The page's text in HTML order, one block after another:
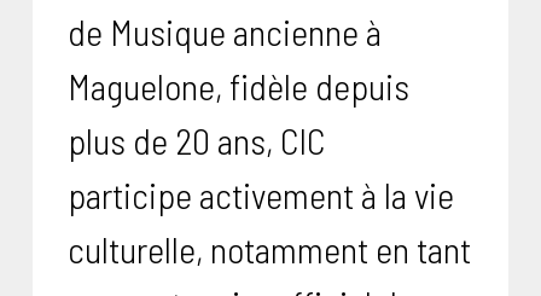
de Musique ancienne à
Maguelone, fidèle depuis
plus de 20 ans, CIC
participe activement à la vie
culturelle, notamment en tant